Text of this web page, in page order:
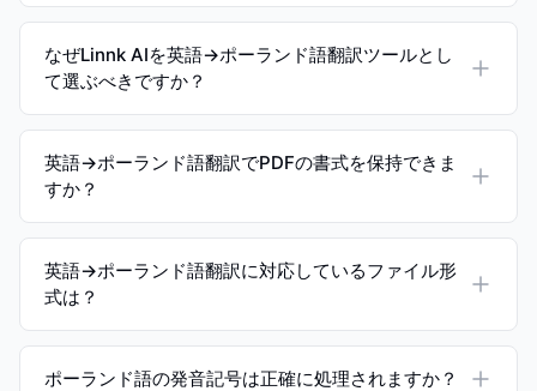
なぜLinnk AIを英語→ポーランド語翻訳ツールとし
て選ぶべきですか？
英語→ポーランド語翻訳でPDFの書式を保持できま
すか？
英語→ポーランド語翻訳に対応しているファイル形
式は？
ポーランド語の発音記号は正確に処理されますか？